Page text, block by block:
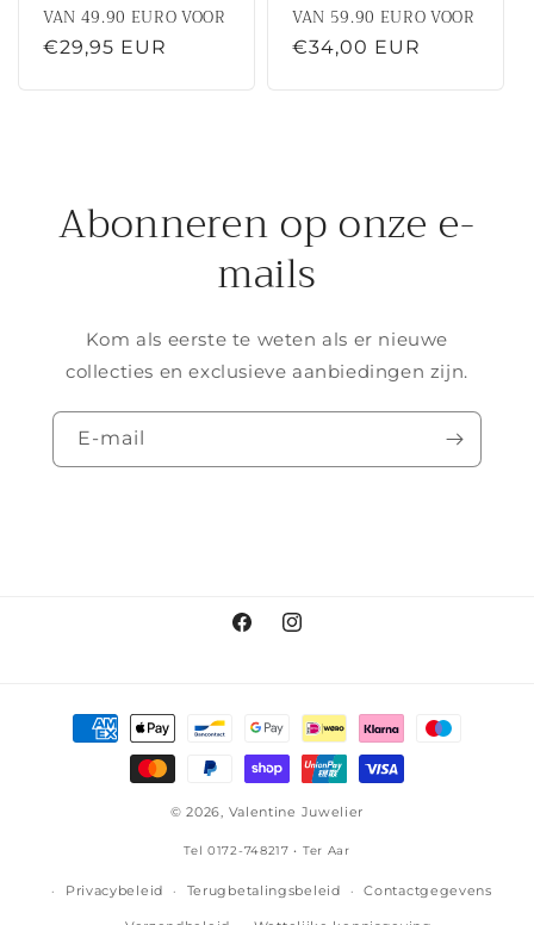
VAN 49.90 EURO VOOR
Normale
€29,95 EUR
VAN 59.90 EURO VOOR
Normale
€34,00 EUR
Abonneren op onze e-
mails
Kom als eerste te weten als er nieuwe
collecties en exclusieve aanbiedingen zijn.
E‑mail
FacebookInstagram
Betaalmethoden
© 2026, Valentine Juwelier
Tel 0172-748217 • Ter Aar
Privacybeleid Terugbetalingsbeleid Contactgegevens